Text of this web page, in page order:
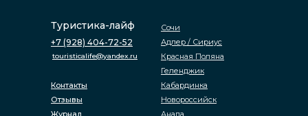
Туристика-лайф
Контакты
Отзывы
Анапа
Адлер / Сириус
Сочи
Геленджик
Кабардинка
Журнал
+7 (928) 404-72-52
touristicalife@yandex.ru Красная Поляна
Новороссийск